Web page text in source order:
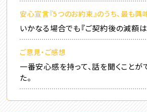
安心宣言『5つのお約束』のうち、最も興
いかなる場合でも『ご契約後の減額
ご意見・ご感想
一番安心感を持って、話を聞くことが
た。